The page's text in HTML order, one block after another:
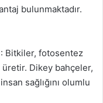
bulunmaktadır.
Bitkiler, fotosentez
Dikey bahçeler,
sağlığını olumlu